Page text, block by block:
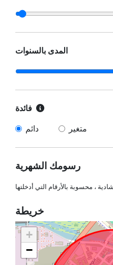
المدى بالسنوات
فائدة
دائم متغير
رسومك الشهرية
خريطة
+
−